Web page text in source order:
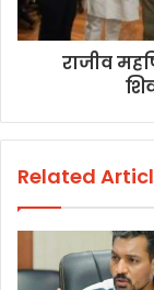
राजीव
Related